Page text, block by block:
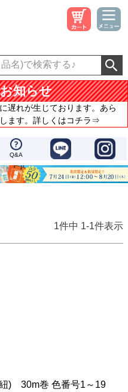
知らせ
遅れが生じております。あら
ます。詳しくはコチラ⇒
Q&A
1件中 1-1件表示
紐) 30m巻 色番号1～19